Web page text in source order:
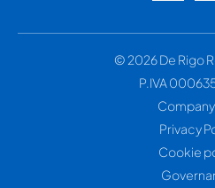
© 2026 De Rigo
P.IVA
Privacy
Cookie